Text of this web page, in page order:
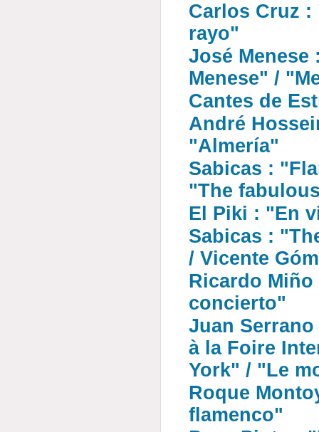
Carlos Cruz
rayo"
José Menese
Menese" /
Cantes de
André
"Almería"
Sabicas :
"The
El Piki : "En
Sabicas :
/ Vicente
Ricardo
concierto"
Juan
à la Foire
York" / "Le
Roque
flamenco"